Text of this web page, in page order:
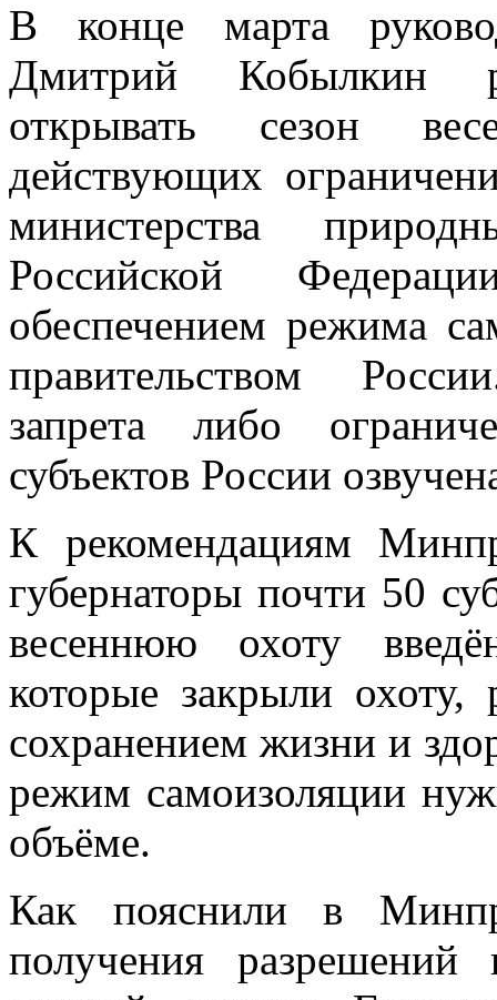
В конце марта
Дмитрий Кобылкин
открывать сезон
действующих
министерства
Российской
обеспечением режима
правительством
запрета либо
субъектов России
К рекомендациям
губернаторы почти 50
весеннюю охоту
которые закрыли охоту,
сохранением жизни и
режим самоизоляции
объёме.
Как пояснили в
получения разрешений